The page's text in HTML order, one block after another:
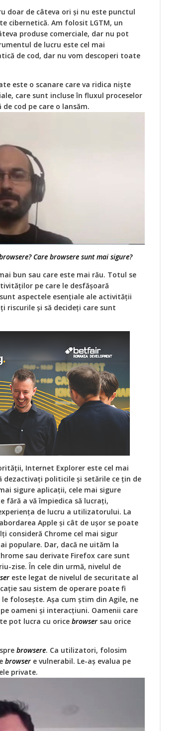
doar de câteva ori și nu este punctul
cibernetică. Am folosit LGTM, un
produse comerciale, dar nu pot
de lucru este cel mai
de cod, dar nu vom descoperi toate
este o scanare care va ridica niște
care sunt incluse în fluxul proceselor
cod pe care o lansăm.
Care browsere sunt mai sigure?
bun sau care este mai rău. Totul se
pe care le desfășoară
aspectele esențiale ale activității
riscurile și să decideți care sunt
Internet Explorer este cel mai
politicile și setările ce țin de
sigure aplicații, cele mai sigure
fără a vă împiedica să lucrați,
de lucru a utilizatorului. La
Apple și cât de ușor se poate
consideră Chrome cel mai sigur
populare. Dar, dacă ne uităm la
sau derivate Firefox care sunt
zise. În cele din urmă, nivelul de
este legat de nivelul de securitate al
sau sistem de operare poate fi
folosește. Așa cum știm din Agile, ne
oameni și interacțiuni. Oamenii care
pot lucra cu orice browser sau orice
browsere. Ca utilizatori, folosim
browser e vulnerabil. Le-aș evalua pe
private.